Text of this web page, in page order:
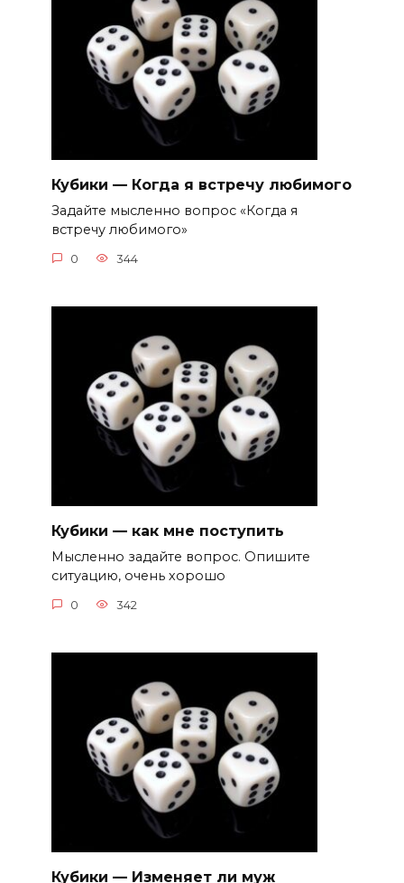
Кубики — Когда я встречу любимого
Задайте мысленно вопрос «Когда я
встречу любимого»
0 344
Кубики — как мне поступить
Мысленно задайте вопрос. Опишите
ситуацию, очень хорошо
0 342
Кубики — Изменяет ли муж